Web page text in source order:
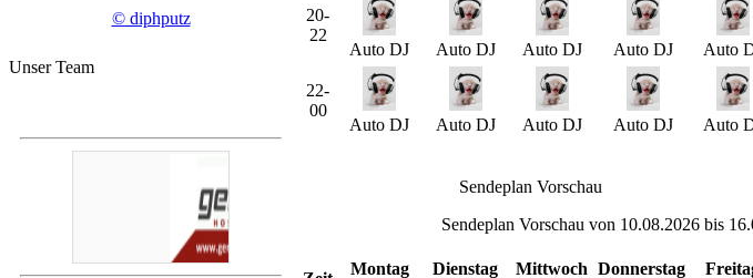
© diphputz
Unser Team
20-
22
Auto DJ Auto DJ Auto DJ Auto DJ Auto
22-
00
Auto DJ Auto DJ Auto DJ Auto DJ Auto
Sendeplan Vorschau
Sendeplan Vorschau von 10.08.2026 bis
Montag
Dienstag
Mittwoch Donnerstag